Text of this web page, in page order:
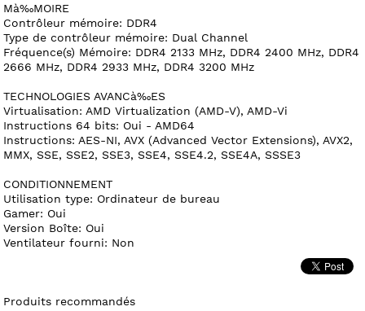
Mà‰MOIRE
Contrôleur mémoire: DDR4
Type de contrôleur mémoire: Dual Channel
Fréquence(s) Mémoire: DDR4 2133 MHz, DDR4 2400 MHz, DDR4
2666 MHz, DDR4 2933 MHz, DDR4 3200 MHz
TECHNOLOGIES AVANCà‰ES
Virtualisation: AMD Virtualization (AMD-V), AMD-Vi
Instructions 64 bits: Oui - AMD64
Instructions: AES-NI, AVX (Advanced Vector Extensions), AVX2,
MMX, SSE, SSE2, SSE3, SSE4, SSE4.2, SSE4A, SSSE3
CONDITIONNEMENT
Utilisation type: Ordinateur de bureau
Gamer: Oui
Version Boîte: Oui
Ventilateur fourni: Non
Produits recommandés